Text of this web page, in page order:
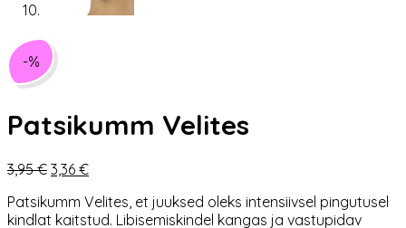
-%
Patsikumm Velites
3,95€ Algne
oli:
3,95 €.
3,36 €Praegune
on:
3,36 €.
Patsikumm Velites, et juuksed oleks intensiivsel pingutusel
kindlat kaitstud. Libisemiskindel kangas ja vastupidav